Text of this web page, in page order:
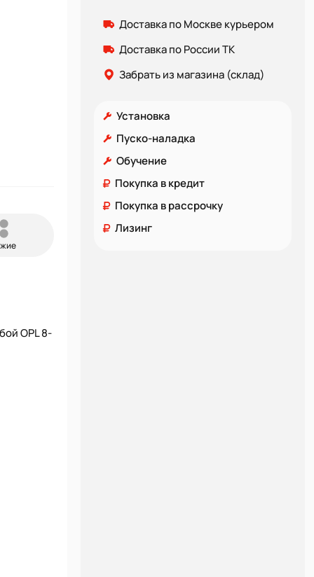
OPL 8-
Доставка по Москве курьером
Доставка по России ТК
Забрать из магазина (склад)
Установка
Пуско-наладка
Обучение
Покупка в кредит
Покупка в рассрочку
Лизинг